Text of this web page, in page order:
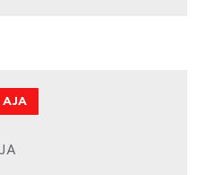
AJA